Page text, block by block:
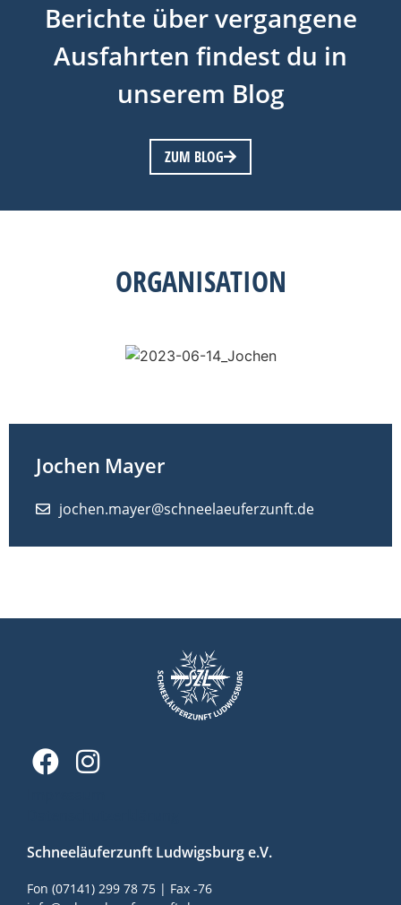
Berichte über vergangene
Ausfahrten findest du in
unserem Blog
ZUM BLOG
ORGANISATION
Jochen Mayer
jochen.mayer@schneelaeuferzunft.de
Schneeläuferzunft Ludwigsburg e.V.
Fon (07141) 299 78 75 | Fax -76